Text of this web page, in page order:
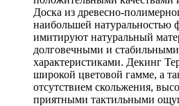
Доска из древесно-
наибольшей натуральностью
имитируют натуральный
долговечными и
характеристиками. Декинг
широкой цветовой гамме, а
отсутствием скольжения,
приятными тактильными